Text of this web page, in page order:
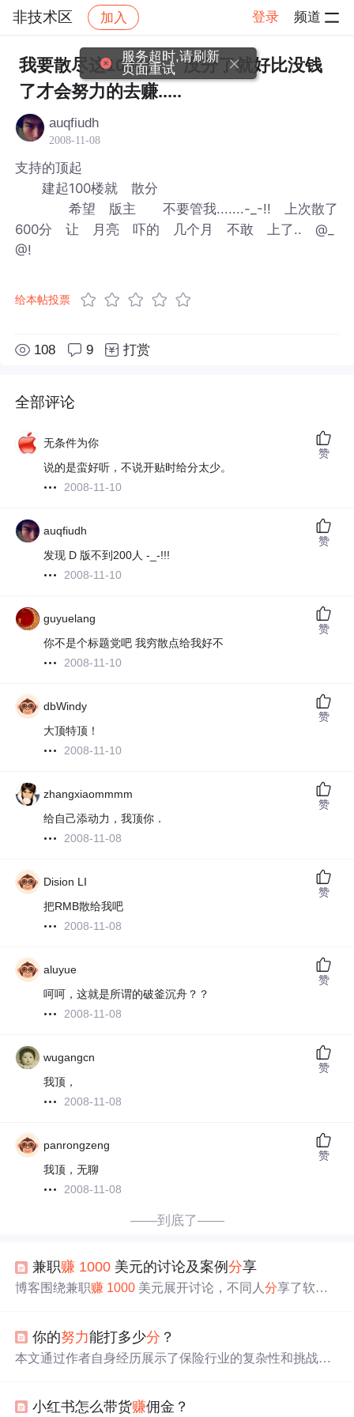
非技术区 加入 登录 频道
社区 非技术区 帖子详情
我要散尽这1000分, 没分了就好比没钱
了才会努力的去赚.....
auqfiudh
2008-11-08
支持的顶起
建起100楼就 散分
希望 版主 不要管我.......-_-!! 上次散了
600分 让 月亮 吓的 几个月 不敢 上了.. @_
@!
给本帖投票
108 9 打赏
全部评论
无条件为你
说的是蛮好听，不说开贴时给分太少。
2008-11-10
赞
auqfiudh
发现 D 版不到200人 -_-!!!
2008-11-10
赞
guyuelang
你不是个标题党吧 我穷散点给我好不
2008-11-10
赞
dbWindy
大顶特顶！
2008-11-10
赞
zhangxiaommmm
给自己添动力，我顶你．
2008-11-08
赞
Dision LI
把RMB散给我吧
2008-11-08
赞
aluyue
呵呵，这就是所谓的破釜沉舟？？
2008-11-08
赞
wugangcn
我顶，
2008-11-08
赞
panrongzeng
我顶，无聊
2008-11-08
赞
——到底了——
兼职赚 1000 美元的讨论及案例分享
博客围绕兼职赚 1000 美元展开讨论，不同人分享了软件
优点、挑战并给出建议，最后提出提高生财术执行性等发
散性问题。
你的努力能打多少分 ？
本文通过作者自身经历展示了保险行业的复杂性和挑战
公众对于保险行业的误解。
小红书怎么带货赚佣金？
服务超时,请刷新
页面重试